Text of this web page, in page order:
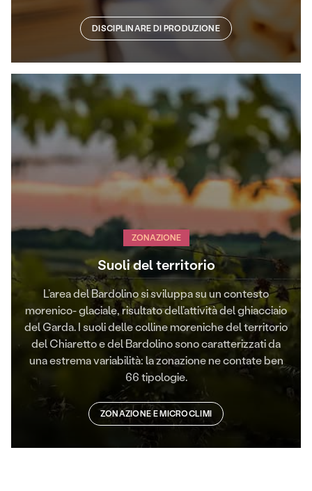
DISCIPLINARE DI PRODUZIONE
ZONAZIONE
Suoli del territorio
L’area del Bardolino si sviluppa su un contesto
morenico- glaciale, risultato dell’attività del ghiacciaio
del Garda. I suoli delle colline moreniche del territorio
del Chiaretto e del Bardolino sono caratterizzati da
una estrema variabilità: la zonazione ne contate ben
66 tipologie.
ZONAZIONE E MICROCLIMI